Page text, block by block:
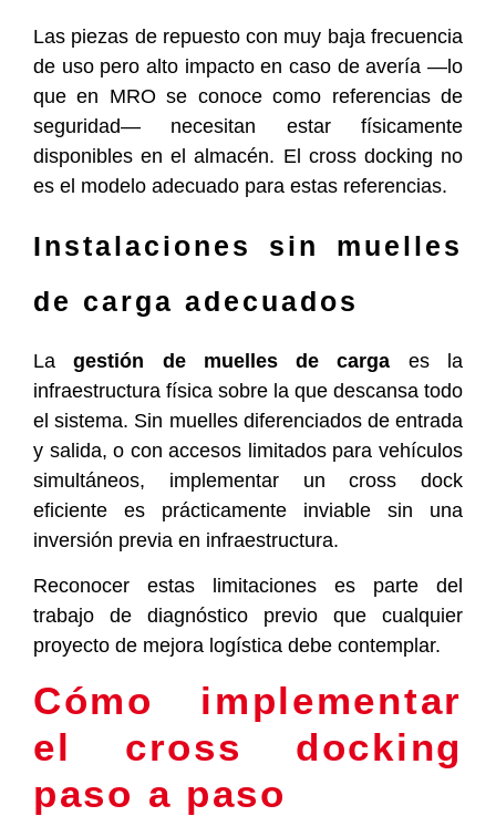
Las piezas de repuesto con muy baja frecuencia
de uso pero alto impacto en caso de avería —lo
que en MRO se conoce como referencias de
seguridad— necesitan estar físicamente
disponibles en el almacén. El cross docking no
es el modelo adecuado para estas referencias.
Instalaciones sin muelles
de carga adecuados
Lagestión de muelles de carga es la
infraestructura física sobre la que descansa todo
el sistema. Sin muelles diferenciados de entrada
y salida, o con accesos limitados para vehículos
simultáneos, implementar un cross dock
eficiente es prácticamente inviable sin una
inversión previa en infraestructura.
Reconocer estas limitaciones es parte del
trabajo de diagnóstico previo que cualquier
proyecto de mejora logística debe contemplar.
Cómo implementar
el cross docking
paso a paso